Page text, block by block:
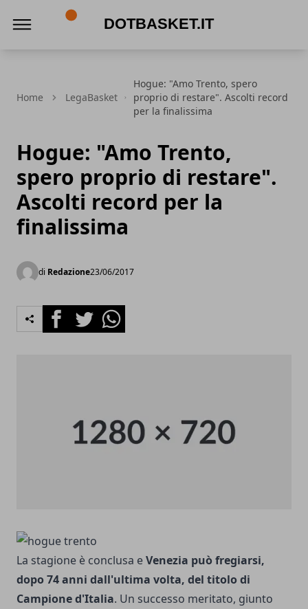
Home LegaBasket
Hogue: "Amo Trento, spero
proprio di restare". Ascolti record
per la finalissima
Hogue: "Amo Trento,
spero proprio di restare".
Ascolti record per la
finalissima
di Redazione23/06/2017
FacebookTwitterWhatsapp
La stagione è conclusa eVenezia può fregiarsi,
dopo 74 anni dall'ultima volta, del titolo di
Campione d'Italia. Un successo meritato, giunto